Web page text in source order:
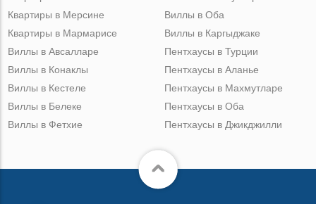
Квартиры в Мерсине
Квартиры в Мармарисе
Виллы в Оба
Виллы в Каргыджаке
Виллы в Авсалларе
Виллы в Конаклы
Виллы в Кестеле
Виллы в Белеке
Виллы в Фетхие
Пентхаусы в Турции
Пентхаусы в Аланье
Пентхаусы в Махмутларе
Пентхаусы в Оба
Пентхаусы в Джикджилли